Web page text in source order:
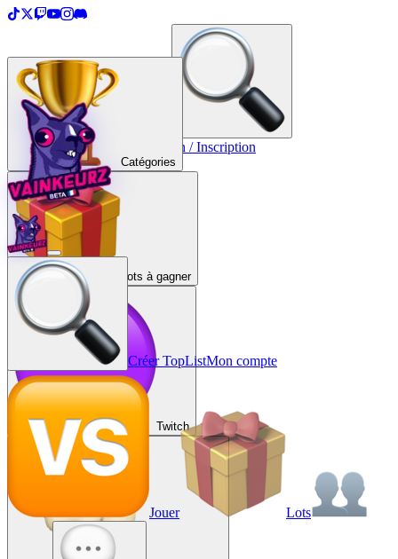
Créer une TopList Connexion / Inscription
Catégories
Lots à gagner
Twitch
Créer TopListMon compte
Jouer Lots